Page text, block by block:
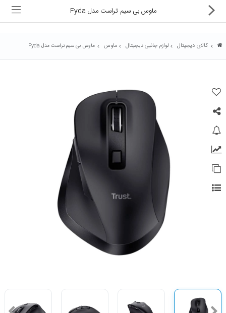
کارتریج و تونر
تجهیزات فروشگاهی و بانکی
دستگاه صحافی و پرس
هدایا و ست مدیریتی
مقایسه محصولات مورد علاقه
ماوس بی سیم تراست مدل Fyda
کالای دیجیتال لوازم جانبی دیجیتال ماوس ماوس بی سیم تراست مدل Fyda